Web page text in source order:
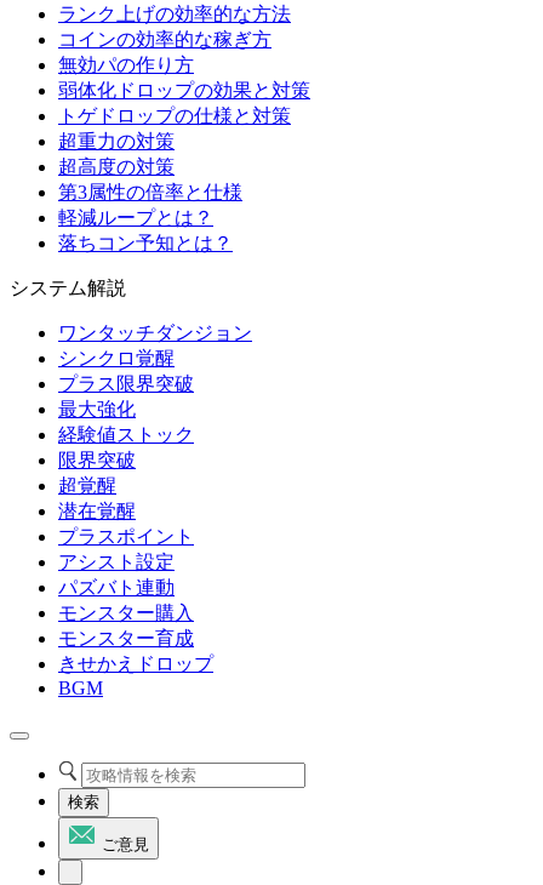
ランク上げの効率的な方法
コインの効率的な稼ぎ方
無効パの作り方
弱体化ドロップの効果と対策
トゲドロップの仕様と対策
超重力の対策
超高度の対策
第3属性の倍率と仕様
軽減ループとは？
落ちコン予知とは？
システム解説
ワンタッチダンジョン
シンクロ覚醒
プラス限界突破
最大強化
経験値ストック
限界突破
超覚醒
潜在覚醒
プラスポイント
アシスト設定
パズバト連動
モンスター購入
モンスター育成
きせかえドロップ
BGM
検索
ご意見